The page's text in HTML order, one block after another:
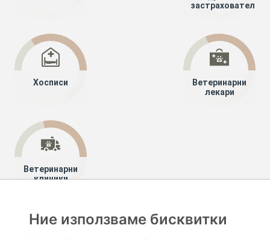
застрахователи
Хосписи
Ветеринарни
лекари
Ветеринарни
клиники
Специалисти
Ние използваме бисквитки